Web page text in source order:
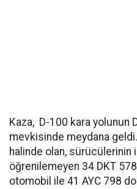
Kaza, D-100 kara yolunun
mevkisinde meydana
halinde olan, sürücülerinin
öğrenilemeyen 34 DKT
otomobil ile 41 AYC 798